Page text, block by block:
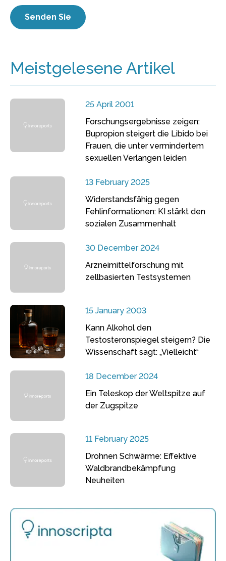
Meistgelesene Artikel
25 April 2001
Forschungsergebnisse zeigen:
Bupropion steigert die Libido bei
Frauen, die unter vermindertem
sexuellen Verlangen leiden
13 February 2025
Widerstandsfähig gegen
Fehlinformationen: KI stärkt den
sozialen Zusammenhalt
30 December 2024
Arzneimittelforschung mit
zellbasierten Testsystemen
15 January 2003
Kann Alkohol den
Testosteronspiegel steigern? Die
Wissenschaft sagt: „Vielleicht“
18 December 2024
Ein Teleskop der Weltspitze auf
der Zugspitze
11 February 2025
Drohnen Schwärme: Effektive
Waldbrandbekämpfung
Neuheiten